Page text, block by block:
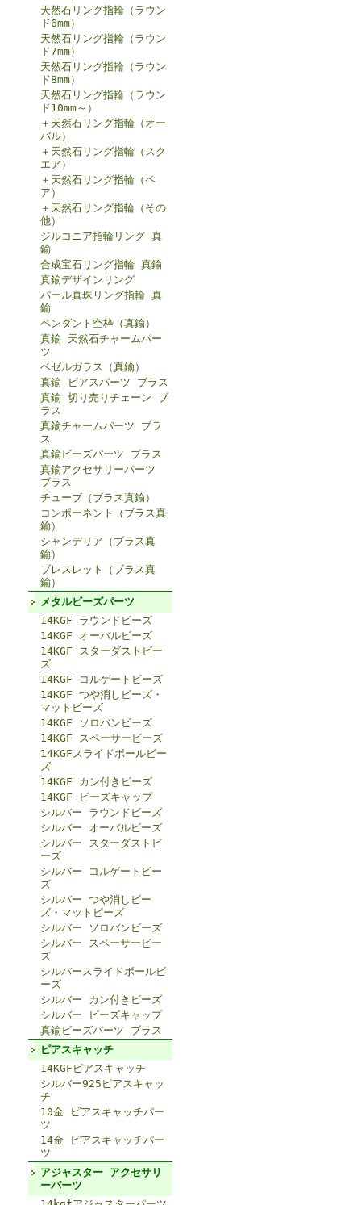
天然石リング指輪（ラウン
ド6mm）
天然石リング指輪（ラウン
ド7mm）
天然石リング指輪（ラウン
ド8mm）
天然石リング指輪（ラウン
ド10mm～）
＋天然石リング指輪（オー
バル）
＋天然石リング指輪（スク
エア）
＋天然石リング指輪（ペ
ア）
＋天然石リング指輪（その
他）
ジルコニア指輪リング 真
鍮
合成宝石リング指輪 真鍮
真鍮デザインリング
パール真珠リング指輪 真
鍮
ペンダント空枠（真鍮）
真鍮 天然石チャームパー
ツ
ベゼルガラス（真鍮）
真鍮 ピアスパーツ ブラス
真鍮 切り売りチェーン ブ
ラス
真鍮チャームパーツ ブラ
ス
真鍮ビーズパーツ ブラス
真鍮アクセサリーパーツ
ブラス
チューブ（ブラス真鍮）
コンポーネント（ブラス真
鍮）
シャンデリア（ブラス真
鍮）
ブレスレット（ブラス真
鍮）
メタルビーズパーツ
14KGF ラウンドビーズ
14KGF オーバルビーズ
14KGF スターダストビー
ズ
14KGF コルゲートビーズ
14KGF つや消しビーズ・
マットビーズ
14KGF ソロバンビーズ
14KGF スペーサービーズ
14KGFスライドボールビー
ズ
14KGF カン付きビーズ
14KGF ビーズキャップ
シルバー ラウンドビーズ
シルバー オーバルビーズ
シルバー スターダストビ
ーズ
シルバー コルゲートビー
ズ
シルバー つや消しビー
ズ・マットビーズ
シルバー ソロバンビーズ
シルバー スペーサービー
ズ
シルバースライドボールビ
ーズ
シルバー カン付きビーズ
シルバー ビーズキャップ
真鍮ビーズパーツ ブラス
ピアスキャッチ
14KGFピアスキャッチ
シルバー925ピアスキャッ
チ
10金 ピアスキャッチパー
ツ
14金 ピアスキャッチパー
ツ
アジャスター アクセサリ
ーパーツ